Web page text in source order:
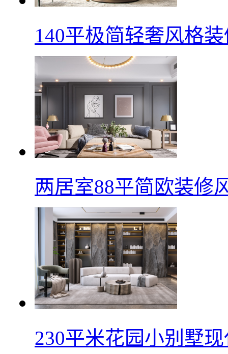
140平极简轻奢风格
两居室88平简欧装修
230平米花园小别墅